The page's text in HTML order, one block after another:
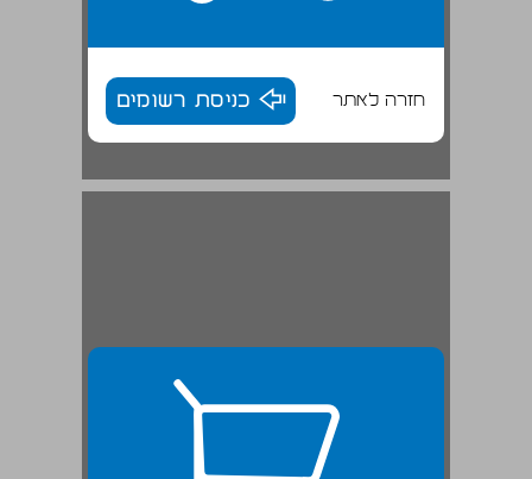
חזרה לאתר כניסת רשומים
2. בשמים ובארץ ... 25